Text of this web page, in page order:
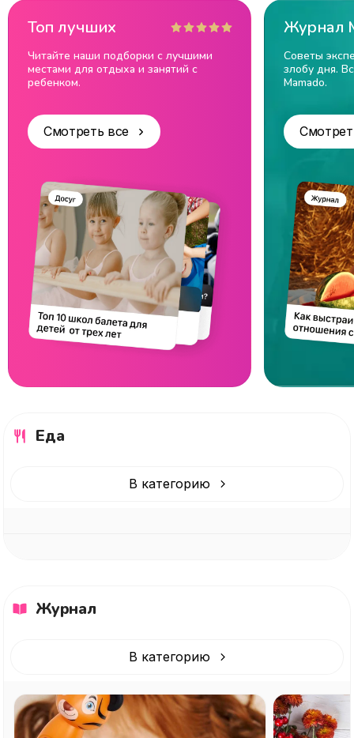
Топ лучших
Читайте наши подборки с лучшими
местами для отдыха и занятий с
ребенком.
Смотреть все
Журнал
Советы
злобу дня.
Mamado.
Еда
В категорию
Журнал
В категорию